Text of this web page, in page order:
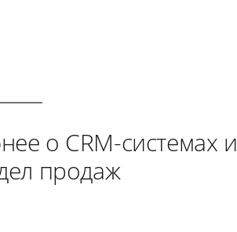
о CRM-системах и
продаж